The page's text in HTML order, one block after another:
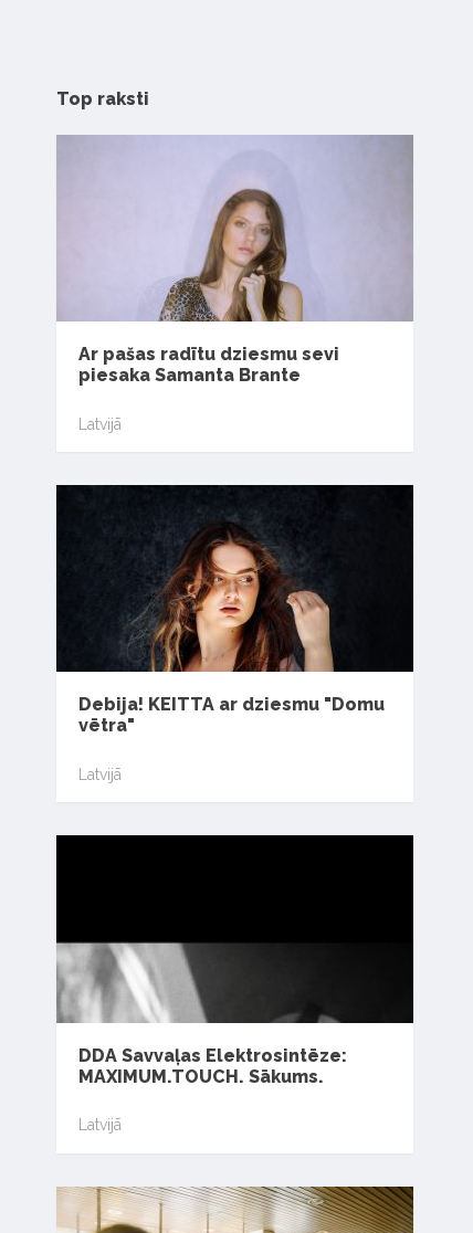
Top raksti
Ar pašas radītu dziesmu sevi
piesaka Samanta Brante
Latvijā
Debija! KEITTA ar dziesmu "Domu
vētra"
Latvijā
DDA Savvaļas Elektrosintēze:
MAXIMUM.TOUCH. Sākums.
Latvijā